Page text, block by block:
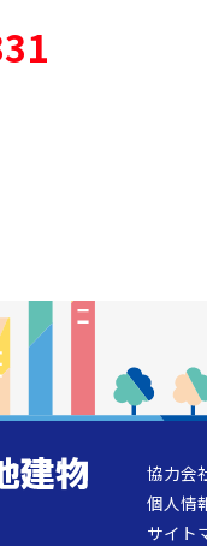
協力会
個人情
サイト